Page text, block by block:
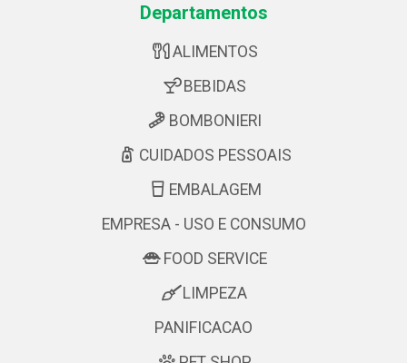
Departamentos
ALIMENTOS
BEBIDAS
BOMBONIERI
CUIDADOS PESSOAIS
EMBALAGEM
EMPRESA - USO E CONSUMO
FOOD SERVICE
LIMPEZA
PANIFICACAO